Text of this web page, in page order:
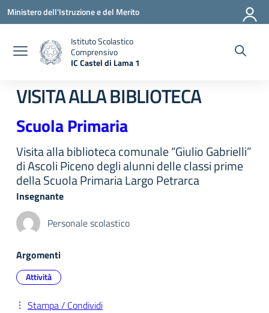
Vai ai contenuti
Vai al menu di navigazione
Vai al footer
Ministero dell'Istruzione e del Merito
Istituto Scolastico
Comprensivo
IC Castel di Lama 1
VISITA ALLA BIBLIOTECA
Scuola Primaria
Visita alla biblioteca comunale “Giulio Gabrielli”
di Ascoli Piceno degli alunni delle classi prime
della Scuola Primaria Largo Petrarca
Insegnante
Personale scolastico
Argomenti
Attività
Stampa / Condividi